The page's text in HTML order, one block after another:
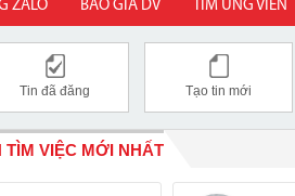
ZALO BÁO GIÁ DV TÌM ỨNG VIÊN
Tin đã đăng Tạo tin mới
TÌM VIỆC MỚI NHẤT